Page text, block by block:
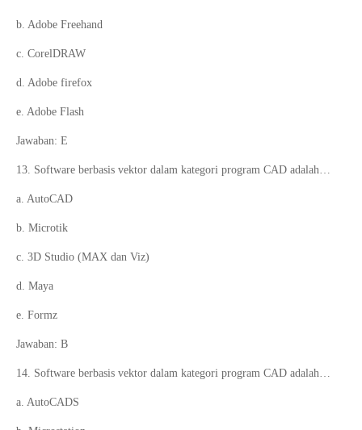
b. Adobe Freehand
c. CorelDRAW
d. Adobe firefox
e. Adobe Flash
Jawaban: E
13. Software berbasis vektor dalam kategori program CAD adalah…
a. AutoCAD
b. Microtik
c. 3D Studio (MAX dan Viz)
d. Maya
e. Formz
Jawaban: B
14. Software berbasis vektor dalam kategori program CAD adalah…
a. AutoCADS